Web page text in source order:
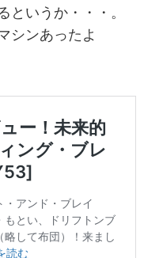
というか・・・。
シンあったよ